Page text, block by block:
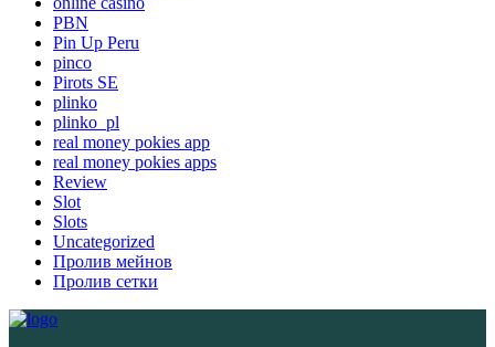
PBN
Pin Up Peru
pinco
Pirots SE
plinko
plinko_pl
real money pokies app
real money pokies apps
Review
Slot
Slots
Uncategorized
Пролив мейнов
Пролив сетки